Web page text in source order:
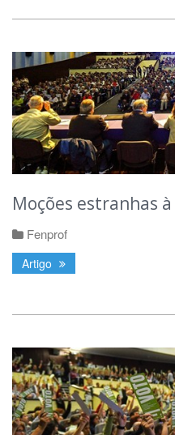
Moções estranhas
Fenprof
Artigo